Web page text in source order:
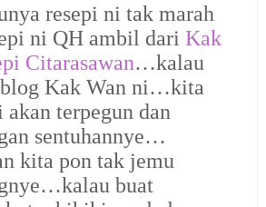
resepi ni tak marah
ni QH ambil dari Kak
Citarasawan…kalau
blog Kak Wan ni…kita
akan terpegun dan
sentuhannye…
kita pon tak jemu
buat